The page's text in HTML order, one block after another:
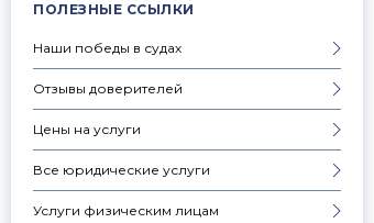
ПОЛЕЗНЫЕ ССЫЛКИ
Наши победы в судах
Отзывы доверителей
Цены на услуги
Все юридические услуги
Услуги физическим лицам